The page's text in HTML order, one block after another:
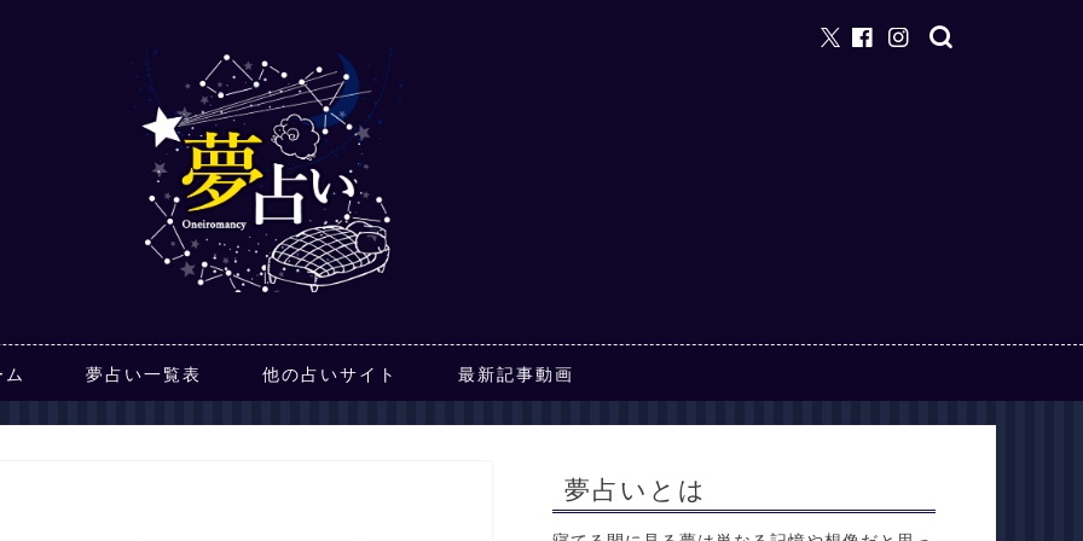
ム 夢占い一覧表 他の占いサイト 最新記事動画
夢占いとは